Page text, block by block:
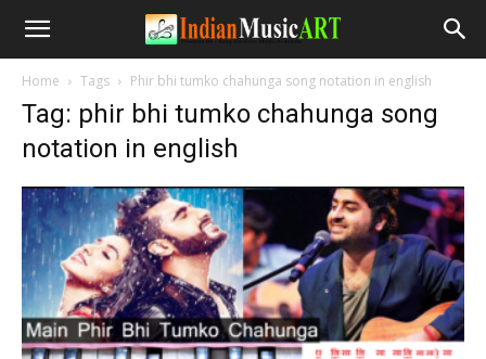
Home Tags Phir bhi tumko chahunga song notation in english
Tag: phir bhi tumko chahunga song
notation in english